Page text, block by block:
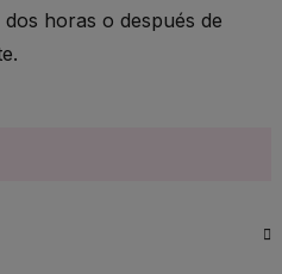
horas o después de
